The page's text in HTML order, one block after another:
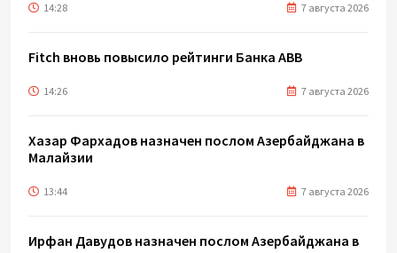
14:28 7 августа 2026
Fitch вновь повысило рейтинги Банка ABB
14:26 7 августа 2026
Хазар Фархадов назначен послом Азербайджана в
Малайзии
13:44 7 августа 2026
Ирфан Давудов назначен послом Азербайджана в